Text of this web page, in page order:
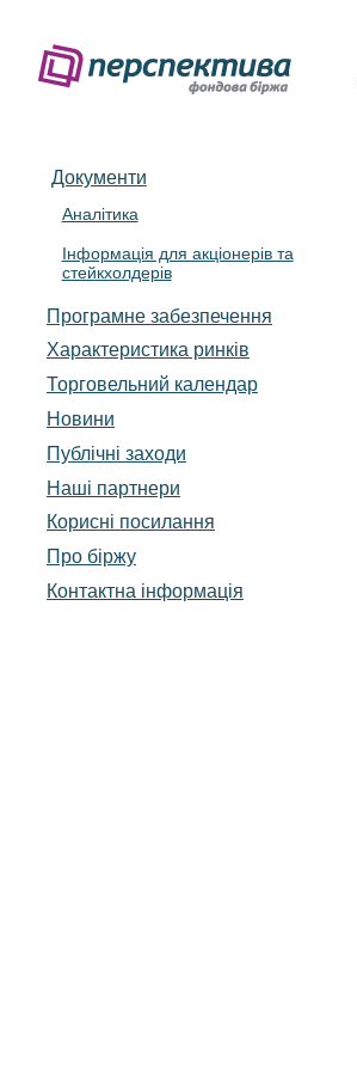
Документи
Аналітика
Інформація для акціонерів та
стейкхолдерів
Програмне забезпечення
Характеристика pинків
Торговельний календар
Новини
Публічні заходи
Наші партнери
Корисні посилання
Про біржу
Контактна інформація